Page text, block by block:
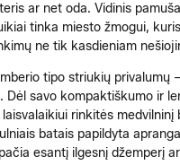
ar net oda. Vidinis
tinka miesto žmogui,
ne tik kasdieniam
tipo striukių
Dėl savo kompaktiškumo ir
rinkitės
batais papildyta
esantį ilgesnį džemperį